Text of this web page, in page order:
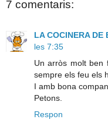
7 comentaris:
LA COCINERA DE
les 7:35
Un arròs molt ben
sempre els feu els
I amb bona
Petons.
Respon